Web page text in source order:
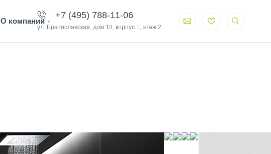
О компании
+7 (495) 788-11-06
ул. Братиславская, дом 18, корпус 1, этаж 2